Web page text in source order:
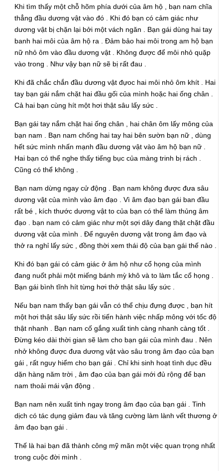
Khi tìm thấy một chỗ hõm phía dưới của âm hộ , bạn nam chĩa
thẳng đầu dương vật vào đó . Khi đó bạn có cảm giác như
dương vật bị chặn lại bởi một vách ngăn . Bạn gái dùng hai tay
banh hai môi của âm hộ ra . Đảm bảo hai môi trong am hộ bạn
nữ nhỏ ôm vào đầu dương vật . Không được để môi nhỏ quặp
vào trong . Như vậy bạn nữ sẽ bị rất đau .
Khi đã chắc chắn đầu dương vật đựoc hai môi nhỏ ôm khít . Hai
tay bạn gái nắm chặt hai đầu gối của mình hoặc hai ống chân .
Cả hai bạn cùng hít một hơi thật sâu lấy sức .
Bạn gái tay nắm chặt hai ống chân , hai chân ôm lấy mông của
bạn nam . Bạn nam chống hai tay hai bên sườn bạn nữ , dùng
hết sức mình nhấn mạnh đầu dương vật vào âm hộ bạn nữ .
Hai bạn có thể nghe thấy tiếng bục của màng trinh bị rách .
Cũng có thể không .
Bạn nam dừng ngay cử động . Bạn nam không được đưa sâu
dương vật của mình vào âm đạo . Vì âm đạo bạn gái ban đầu
rất bé , kích thước dương vật to của bạn có thể làm thủng âm
đạo . bạn nam có cảm giác như một sợi dây đang thặt chặt đầu
dương vật của mình . Để nguyên dương vật trong âm đạo và
thở ra nghỉ lấy sức , đồng thời xem thái độ của bạn gái thế nào .
Khi đó bạn gái có cảm giác ở âm hộ như cổ họng của mình
đang nuốt phải một miếng bánh mỳ khô và to làm tắc cổ họng .
Bạn gái bình tĩnh hít từng hơi thở thật sâu lấy sức .
Nếu bạn nam thấy bạn gái vẫn có thể chịu đựng được , bạn hít
một hơi thật sâu lấy sức rồi tiến hành việc nhấp mông với tốc độ
thật nhanh . Bạn nam cố gắng xuất tinh càng nhanh càng tốt .
Đừng kéo dài thời gian sẽ làm cho bạn gái của mình đau . Nên
nhở không được đưa dương vật vào sâu trong âm đạo của bạn
gái , rất nguy hiểm cho bạn gái . Chỉ khi sinh hoạt tình dục đều
dặn hàng năm trời , âm đạo của bạn gái mới đủ rộng để bạn
nam thoải mái vận động .
Bạn nam nên xuất tinh ngay trong âm đạo của bạn gái . Tinh
dịch có tác dụng giảm đau và tăng cường làm lành vết thương ở
âm đạo bạn gái .
Thế là hai bạn đã thành công mỹ mãn một việc quan trọng nhất
trong cuộc đời mình .